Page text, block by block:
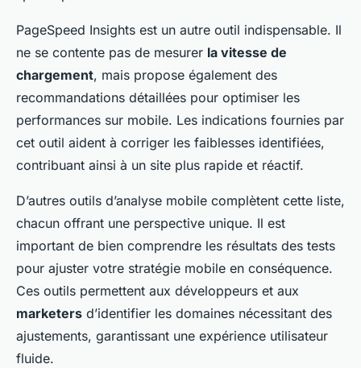
PageSpeed Insights est un autre outil indispensable. Il
ne se contente pas de mesurer la vitesse de
chargement, mais propose également des
recommandations détaillées pour optimiser les
performances sur mobile. Les indications fournies par
cet outil aident à corriger les faiblesses identifiées,
contribuant ainsi à un site plus rapide et réactif.
D’autres outils d’analyse mobile complètent cette liste,
chacun offrant une perspective unique. Il est
important de bien comprendre les résultats des tests
pour ajuster votre stratégie mobile en conséquence.
Ces outils permettent aux développeurs et aux
marketers d’identifier les domaines nécessitant des
ajustements, garantissant une expérience utilisateur
fluide.